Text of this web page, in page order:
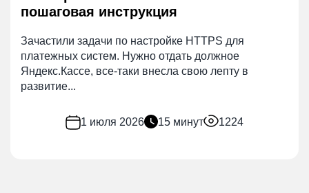
пошаговая инструкция
Зачастили задачи по настройке HTTPS для
платежных систем. Нужно отдать должное
Яндекс.Кассе, все-таки внесла свою лепту в
развитие...
1 июля 2026 15 минут 1224